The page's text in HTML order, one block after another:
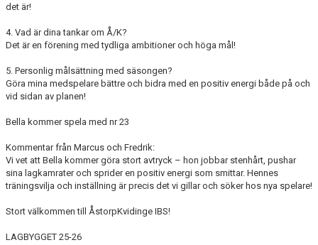
det är!
4. Vad är dina tankar om Å/K?
Det är en förening med tydliga ambitioner och höga mål!
5. Personlig målsättning med säsongen?
Göra mina medspelare bättre och bidra med en positiv energi både på och
vid sidan av planen!
Bella kommer spela med nr 23
Kommentar från Marcus och Fredrik:
Vi vet att Bella kommer göra stort avtryck – hon jobbar stenhårt, pushar
sina lagkamrater och sprider en positiv energi som smittar. Hennes
träningsvilja och inställning är precis det vi gillar och söker hos nya spelare!
Stort välkommen till ÅstorpKvidinge IBS!
LAGBYGGET 25-26